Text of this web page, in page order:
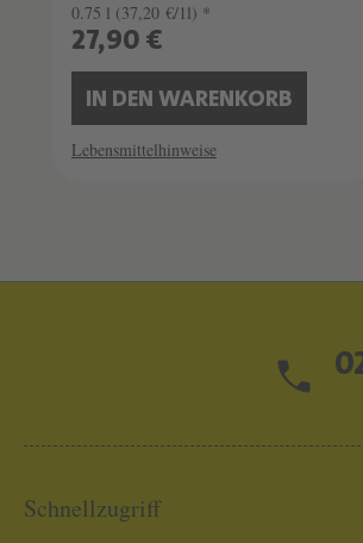
0.75 l (37,20 €/1l) *
27,90 €
IN DEN WARENKORB
Lebensmittelhinweise
Schnellzugriff